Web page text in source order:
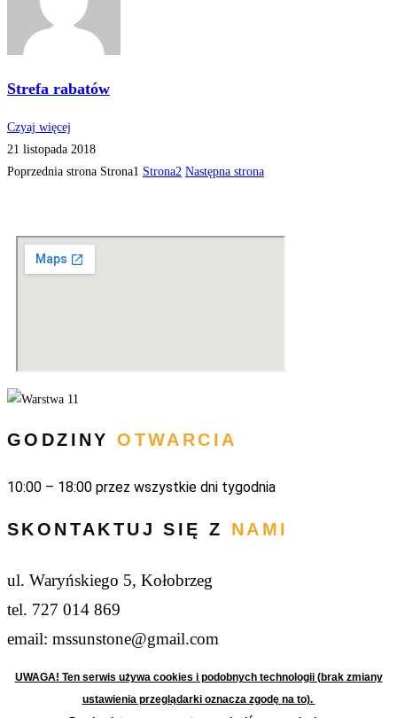
Strefa rabatów
Czyaj więcej
21 listopada 2018
Poprzednia strona Strona1 Strona2 Następna strona
GODZINYOTWARCIA
10:00 – 18:00 przez wszystkie dni tygodnia
SKONTAKTUJ SIĘ Z NAMI
ul. Waryńskiego 5, Kołobrzeg
tel. 727 014 869
email: mssunstone@gmail.com
UWAGA! Ten serwis używa cookies i podobnych technologii (brak zmiany
ustawienia przeglądarki oznacza zgodę na to).